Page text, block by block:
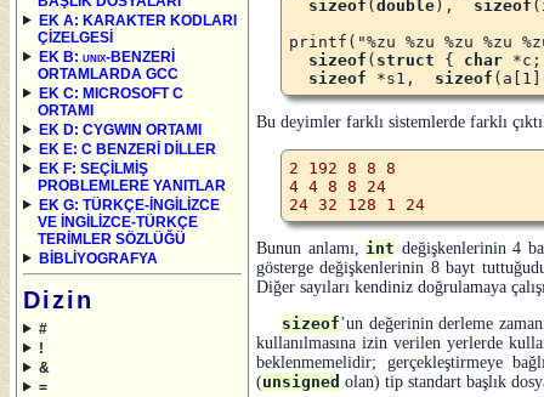
EK A: KARAKTER KODLARI
ÇİZELGESİ
EK B: unix-BENZERİ
ORTAMLARDA GCC
EK C: MICROSOFT C
ORTAMI
EK D: CYGWIN ORTAMI
EK E: C BENZERİ DİLLER
EK F: SEÇİLMİŞ
PROBLEMLERE YANITLAR
EK G: TÜRKÇE-İNGİLİZCE
VE İNGİLİZCE-TÜRKÇE
TERİMLER SÖZLÜĞÜ
BİBLİYOGRAFYA
Dizin
#
!
&
=
sizeof (double), sizeof (
printf("%zu %zu %zu %zu
sizeof ( struct { char
sizeof *s1, sizeof
Bu deyimler farklı sistemlerde farklı
2 192 8 8 8
4 4 8 8 24
Bunun anlamı, int değişkenlerinin 4
gösterge değişkenlerinin 8 bayt
Diğer sayıları kendiniz doğrulamaya
sizeof’un değerinin derleme
kullanılmasına izin verilen yerlerde
beklenmemelidir; gerçekleştirmeye
(unsigned olan) tip standart başlık